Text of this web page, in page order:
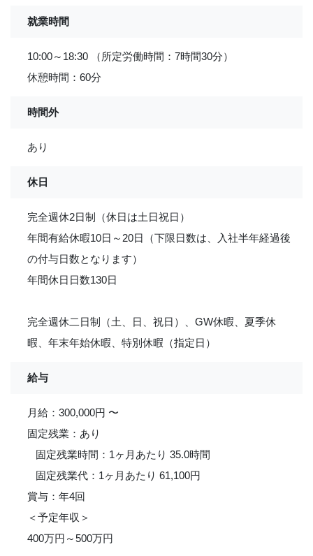
就業時間
10:00～18:30 （所定労働時間：7時間30分）
休憩時間：60分
時間外
あり
休日
完全週休2日制（休日は土日祝日）
年間有給休暇10日～20日（下限日数は、入社半年経過後
の付与日数となります）
年間休日日数130日
完全週休二日制（土、日、祝日）、GW休暇、夏季休
暇、年末年始休暇、特別休暇（指定日）
給与
月給：300,000円 〜
固定残業：あり
固定残業時間：1ヶ月あたり 35.0時間
固定残業代：1ヶ月あたり 61,100円
賞与：年4回
＜予定年収＞
400万円～500万円